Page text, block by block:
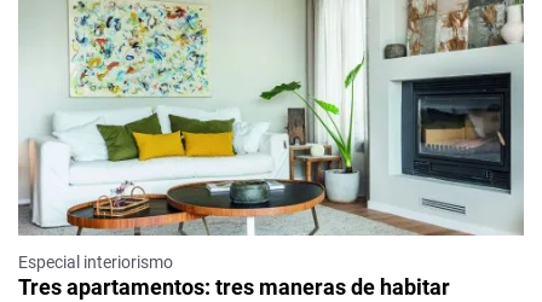
Especial interiorismo
Tres apartamentos: tres maneras de habitar